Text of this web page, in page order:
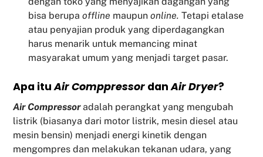
bisa berupa offline maupun online. Tetapi etalase
atau penyajian produk yang diperdagangkan
harus menarik untuk memancing minat
masyarakat umum yang menjadi target pasar.
Apa ituAir Comppressor danAir Dryer?
Air Compressoradalah perangkat yang mengubah
listrik (biasanya dari motor listrik, mesin diesel atau
mesin bensin) menjadi energi kinetik dengan
mengompres dan melakukan tekanan udara, yang